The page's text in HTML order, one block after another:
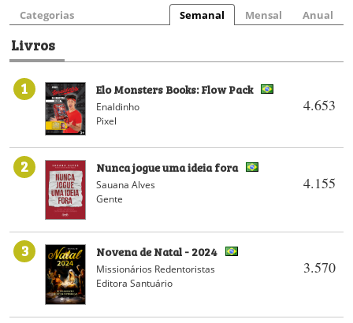
Categorias Semanal Mensal Anual
Livros
1
4.653
Elo Monsters Books: Flow Pack
Enaldinho
Pixel
2
4.155
Nunca jogue uma ideia fora
Sauana Alves
Gente
3
3.570
Novena de Natal - 2024
Missionários Redentoristas
Editora Santuário